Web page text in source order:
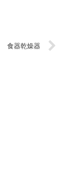
食器乾燥器